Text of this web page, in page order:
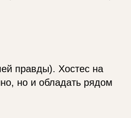
правды). Хостес на
но и обладать рядом